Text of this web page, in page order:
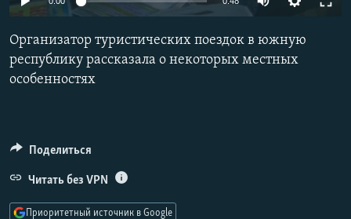
РАСПИСАНИЕ ВЕЩАНИЯ
ПОДПИШИТЕСЬ НА РАССЫЛКУ
СОЦИАЛЬНЫЕ СЕТИ
Организатор туристических поездок в южную
республику рассказала о некоторых местных
особенностях
Поделиться
Читать без VPN
Приоритетный источник в Google